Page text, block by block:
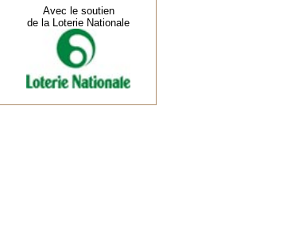
Avec le soutien
de la Loterie Nationale